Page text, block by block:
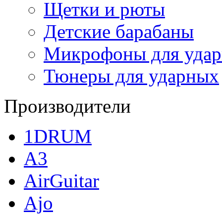
Щетки и рюты
Детские барабаны
Микрофоны для
Тюнеры для ударных
Производители
1DRUM
A3
AirGuitar
Ajo